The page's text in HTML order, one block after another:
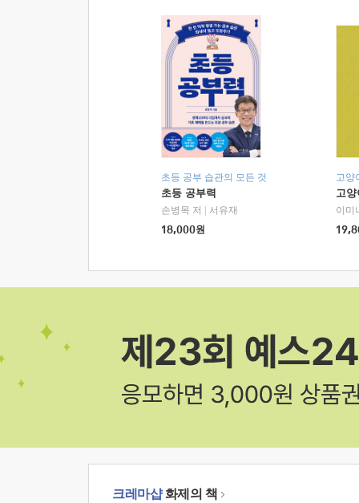
초등 공부 습관의 모든 것
초등 공부력
손병목 저
서유재
18,000원
고양
고
이미
크레마샵화제의 책